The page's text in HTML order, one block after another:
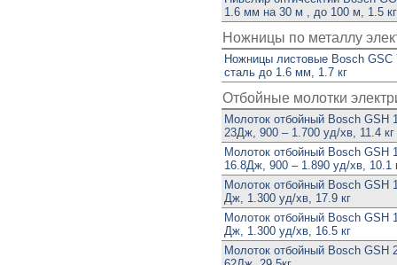
1.6 мм на 30 м , до 100 м, 1.5 кг
Ножницы по металлу
Ножницы листовые Bosch GSC
сталь до 1.6 мм, 1.7 кг
Отбойные молотки
Молоток отбойный Bosch GSH
23Дж, 900 – 1.700 уд/хв, 11.4 кг
Молоток отбойный Bosch GSH
16.8Дж, 900 – 1.890 уд/хв, 10.1
Молоток отбойный Bosch GSH
Дж, 1.300 уд/хв, 17.9 кг
Молоток отбойный Bosch GSH
Дж, 1.300 уд/хв, 16.5 кг
Молоток отбойный Bosch GSH